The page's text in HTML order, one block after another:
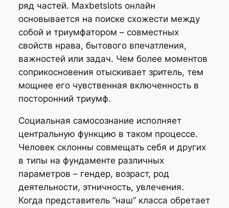
ряд частей. Maxbetslots онлайн
основывается на поиске схожести между
собой и триумфатором – совместных
свойств нрава, бытового впечатления,
важностей или задач. Чем более моментов
соприкосновения отыскивает зритель, тем
мощнее его чувственная включенность в
посторонний триумф.
Социальная самосознание исполняет
центральную функцию в таком процессе.
Человек склонны совмещать себя и других
в типы на фундаменте различных
параметров – гендер, возраст, род
деятельности, этничность, увлечения.
Когда представитель “наш” класса обретает